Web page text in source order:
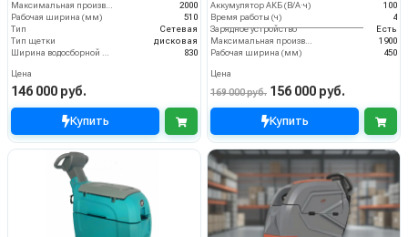
Максимальная производительность (кв.м/час)
2000
Рабочая ширина (мм)
510
Тип
Сетевая
Тип щетки
дисковая
Ширина водосборной рейки
830
Цена
146 000 руб.
Купить
Аккумулятор АКБ (В/А·ч)
100
Время работы (ч)
4
Зарядное устройство
Есть
Максимальная производительность (кв.м/час)
1900
Рабочая ширина (мм)
450
Цена
169 000 руб. 156 000 руб.
Купить